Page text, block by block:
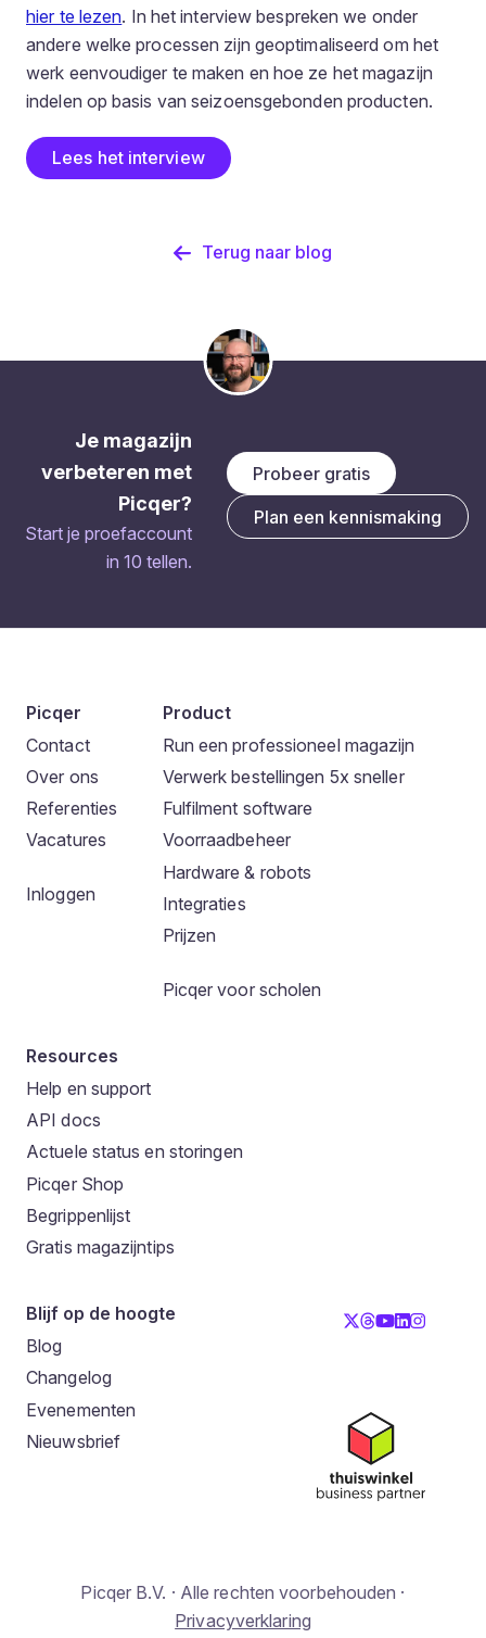
hier te lezen. In het interview bespreken we onder
andere welke processen zijn geoptimaliseerd om het
werk eenvoudiger te maken en hoe ze het magazijn
indelen op basis van seizoensgebonden producten.
Lees het interview
Terug naar blog
Je magazijn
verbeteren met
Picqer?
Start je proefaccount
in 10 tellen.
Probeer gratis
Plan een kennismaking
Picqer
Contact
Over ons
Referenties
Vacatures
Inloggen
Product
Run een professioneel magazijn
Verwerk bestellingen 5x sneller
Fulfilment software
Voorraadbeheer
Hardware & robots
Integraties
Prijzen
Picqer voor scholen
Resources
Help en support
API docs
Actuele status en storingen
Picqer Shop
Begrippenlijst
Gratis magazijntips
Blijf op de hoogte
Blog
Changelog
Evenementen
Nieuwsbrief
Picqer B.V. · Alle rechten voorbehouden ·
Privacyverklaring